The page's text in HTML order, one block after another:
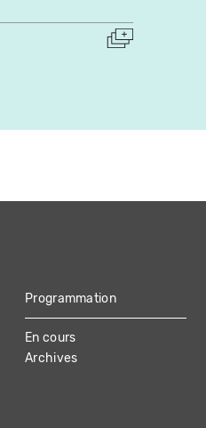
Programmation
En cours
Archives